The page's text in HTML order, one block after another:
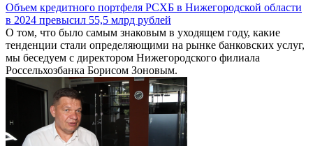
Объем кредитного портфеля РСХБ в Нижегородской области
в 2024 превысил 55,5 млрд рублей
О том, что было самым знаковым в уходящем году, какие
тенденции стали определяющими на рынке банковских услуг,
мы беседуем с директором Нижегородского филиала
Россельхозбанка Борисом Зоновым.